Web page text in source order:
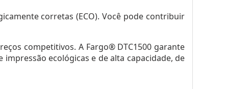
corretas (ECO). Você pode contribuir
competitivos. A Fargo® DTC1500 garante
ecológicas e de alta capacidade, de